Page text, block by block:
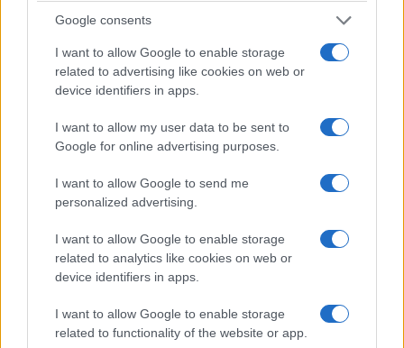
Google consents
I want to allow Google to enable storage
related to advertising like cookies on web or
device identifiers in apps.
I want to allow my user data to be sent to
Google for online advertising purposes.
I want to allow Google to send me
personalized advertising.
I want to allow Google to enable storage
related to analytics like cookies on web or
device identifiers in apps.
I want to allow Google to enable storage
related to functionality of the website or app.
10 Αυγούστου 2026, 10:11
ΕΛΛΆΔΑ
Τι ισχύει για την αργία
Δεκαπενταύγουστου
– Όσα πρέπει να
γνωρίζουν οι
μισθωτοί του
ιδιωτικού τομέα
ΠΡΟΣΕΧΕΊΣ ΕΚΔΗΛΏΣΕΙΣ
Τετάρτες με θερινό
Βιβλιοθήκη Κοζάνης –
“Ο Δρόμος της
12/8
10 Αυγούστου 2026, 9:00
πμ